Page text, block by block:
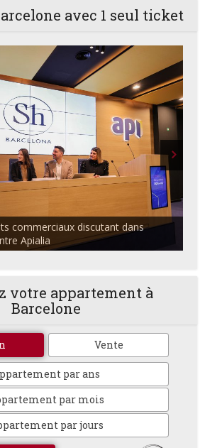
avec 1 seul ticket
commerciaux discutant dans
Apialia
votre appartement à
Barcelone
Vente
par ans
par mois
par jours